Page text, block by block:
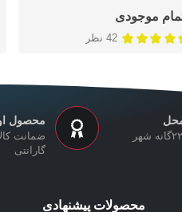
موجودی
42 نظر
برای مناطق ۲۲گانه شهر
محصول
ضمانت
گارانتی
محصولات پیشنهادی